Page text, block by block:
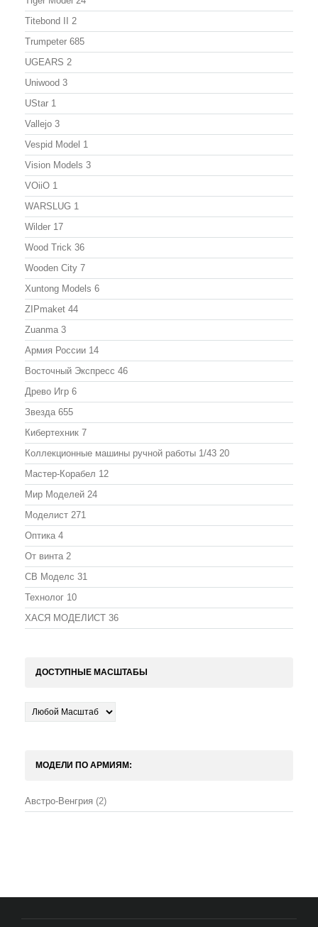
Titebond II 2
Trumpeter 685
UGEARS 2
Uniwood 3
UStar 1
Vallejo 3
Vespid Model 1
Vision Models 3
VOiiO 1
WARSLUG 1
Wilder 17
Wood Trick 36
Wooden City 7
Xuntong Models 6
ZIPmaket 44
Zuanma 3
Армия России 14
Восточный Экспресс 46
Древо Игр 6
Звезда 655
Кибертехник 7
Коллекционные машины ручной работы 1/43 20
Мастер-Корабел 12
Мир Моделей 24
Моделист 271
Оптика 4
От винта 2
СВ Моделс 31
Технолог 10
ХАСЯ МОДЕЛИСТ 36
ДОСТУПНЫЕ МАСШТАБЫ
МОДЕЛИ ПО АРМИЯМ:
Австро-Венгрия (2)